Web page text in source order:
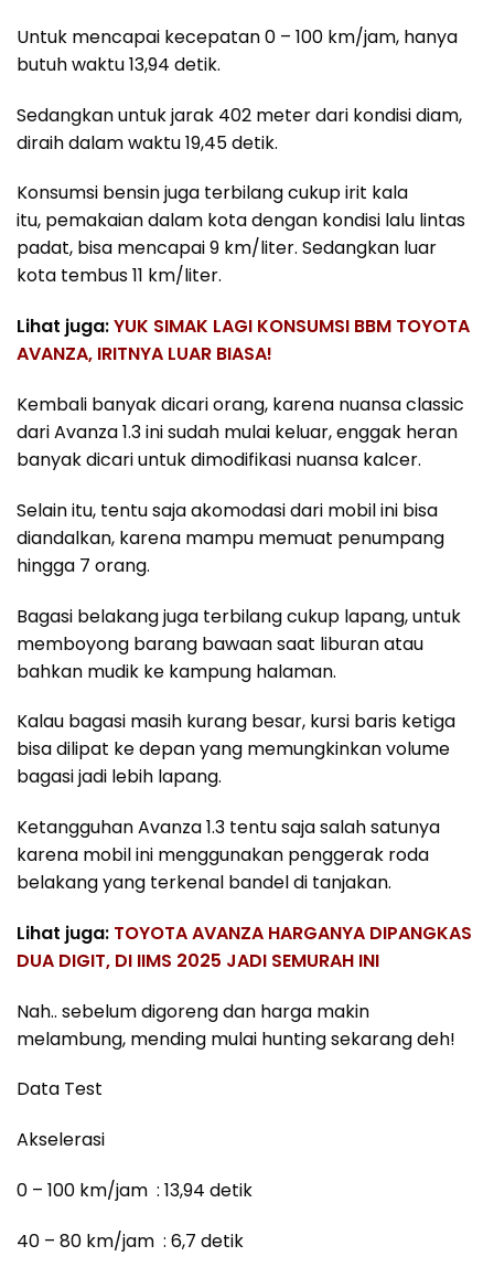
Untuk mencapai kecepatan 0 – 100 km/jam, hanya
butuh waktu 13,94 detik.
Sedangkan untuk jarak 402 meter dari kondisi diam,
diraih dalam waktu 19,45 detik.
Konsumsi bensin juga terbilang cukup irit kala
itu, pemakaian dalam kota dengan kondisi lalu lintas
padat, bisa mencapai 9 km/liter. Sedangkan luar
kota tembus 11 km/liter.
Lihat juga:YUK SIMAK LAGI KONSUMSI BBM TOYOTA
AVANZA, IRITNYA LUAR BIASA!
Kembali banyak dicari orang, karena nuansa classic
dari Avanza 1.3 ini sudah mulai keluar, enggak heran
banyak dicari untuk dimodifikasi nuansa kalcer.
Selain itu, tentu saja akomodasi dari mobil ini bisa
diandalkan, karena mampu memuat penumpang
hingga 7 orang.
Bagasi belakang juga terbilang cukup lapang, untuk
memboyong barang bawaan saat liburan atau
bahkan mudik ke kampung halaman.
Kalau bagasi masih kurang besar, kursi baris ketiga
bisa dilipat ke depan yang memungkinkan volume
bagasi jadi lebih lapang.
Ketangguhan Avanza 1.3 tentu saja salah satunya
karena mobil ini menggunakan penggerak roda
belakang yang terkenal bandel di tanjakan.
Lihat juga: TOYOTA AVANZA HARGANYA DIPANGKAS
DUA DIGIT, DI IIMS 2025 JADI SEMURAH INI
Nah.. sebelum digoreng dan harga makin
melambung, mending mulai hunting sekarang deh!
Data Test
Akselerasi
0 – 100 km/jam : 13,94 detik
40 – 80 km/jam : 6,7 detik